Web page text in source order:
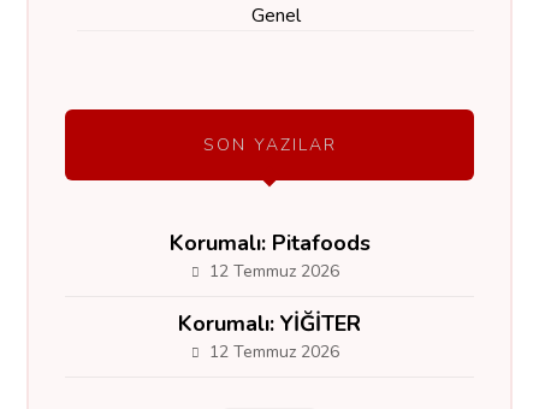
Genel
SON YAZILAR
Korumalı: Pitafoods
12 Temmuz 2026
Korumalı: YİĞİTER
12 Temmuz 2026